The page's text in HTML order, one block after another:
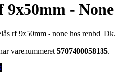
9x50mm - None
rf 9x50mm - none hos renbd. Dk.
varenummeret5707400058185.